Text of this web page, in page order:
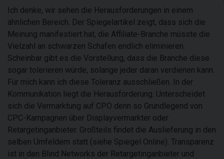
Ich denke, wir sehen die Herausforderungen in einem
ähnlichen Bereich. Der Spiegelartikel zeigt, dass sich die
Meinung manifestiert hat, die Affiliate-Branche müsste die
Vielzahl an schwarzen Schafen endlich eliminieren.
Scheinbar gibt es die Vorstellung, dass die Branche diese
sogar tolerieren würde, solange jeder daran verdienen kann.
Für mich kann ich diese Toleranz ausschließen. In der
Kommunikation liegt die Herausforderung. Unterscheidet
sich die Vermarktung auf CPO denn so Grundlegend von
CPC-Kampagnen über Displayvermarkter oder
Retargetinganbieter. Großteils findet die Auslieferung in den
selben Umfeldern statt (siehe Spiegel Online). Transparenz
ist in den Blind Networks der Retargetinganbieter und